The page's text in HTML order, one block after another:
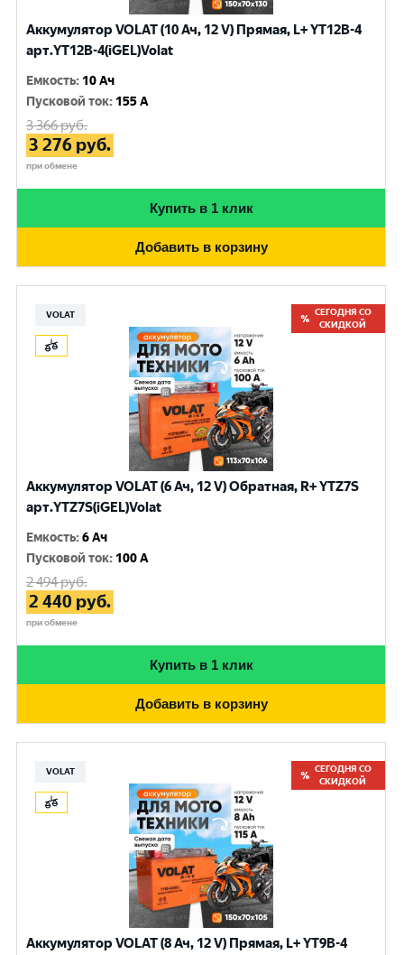
Аккумулятор VOLAT (10 Ач, 12 V) Прямая, L+ YT12B-4
арт.YT12B-4(iGEL)Volat
Емкость: 10 Ач
Пусковой ток: 155 A
3 366руб.
3 276 руб.
при обмене
Купить в 1 клик
Добавить в корзину
VOLAT
СЕГОДНЯ СО
СКИДКОЙ
Аккумулятор VOLAT (6 Ач, 12 V) Обратная, R+ YTZ7S
арт.YTZ7S(iGEL)Volat
Емкость:6 Ач
Пусковой ток: 100 A
2 494руб.
2 440 руб.
при обмене
Купить в 1 клик
Добавить в корзину
VOLAT
СЕГОДНЯ СО
СКИДКОЙ
Аккумулятор VOLAT (8 Ач, 12 V) Прямая, L+ YT9B-4